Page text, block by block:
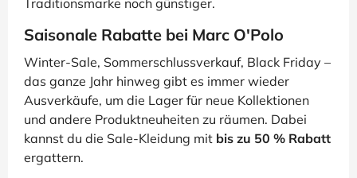
Traditionsmarke noch günstiger.
Saisonale Rabatte bei Marc O'Polo
Winter-Sale, Sommerschlussverkauf, Black Friday –
das ganze Jahr hinweg gibt es immer wieder
Ausverkäufe, um die Lager für neue Kollektionen
und andere Produktneuheiten zu räumen. Dabei
kannst du die Sale-Kleidung mit bis zu 50 % Rabatt
ergattern.